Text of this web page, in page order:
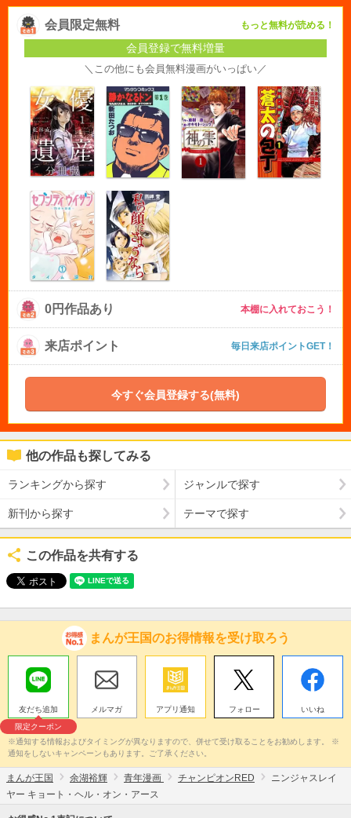
会員限定無料 もっと無料が読める！
会員登録で無料増量
＼この他にも会員無料漫画がいっぱい／
0円作品あり 本棚に入れておこう！
来店ポイント 毎日来店ポイントGET！
今すぐ会員登録する(無料)
他の作品も探してみる
ランキングから探す ジャンルで探す
新刊から探す テーマで探す
この作品を共有する
まんが王国のお得情報を受け取ろう
友だち追加
限定クーポン
メルマガ アプリ通知 フォロー いいね
※通知する情報およびタイミングが異なりますので、併せて受け取ることをお勧めします。 ※
通知をしないキャンペーンもあります。ご了承ください。
まんが王国 余湖裕輝 青年漫画 チャンピオンRED
ニンジャスレイ
ヤー キョート・ヘル・オン・アース